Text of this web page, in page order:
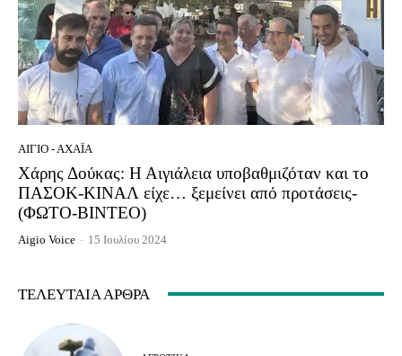
ΑΊΓΙΟ - ΑΧΑΪ́Α
Χάρης Δούκας: Η Αιγιάλεια υποβαθμιζόταν και το
ΠΑΣΟΚ-ΚΙΝΑΛ είχε… ξεμείνει από προτάσεις-
(ΦΩΤΟ-ΒΙΝΤΕΟ)
Aigio Voice - 15 Ιουλίου 2024
ΤΕΛΕΥΤΑΊΑ ΆΡΘΡΑ